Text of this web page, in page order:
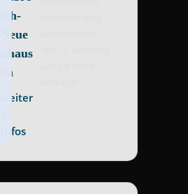
ich-
Neue
nhaus
en
weiter
Infos